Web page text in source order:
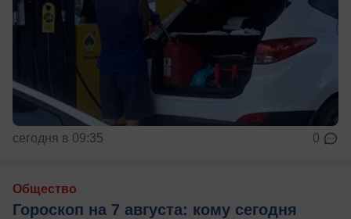
сегодня в 09:35 0
Общество
Гороскоп на 7 августа: кому сегодня